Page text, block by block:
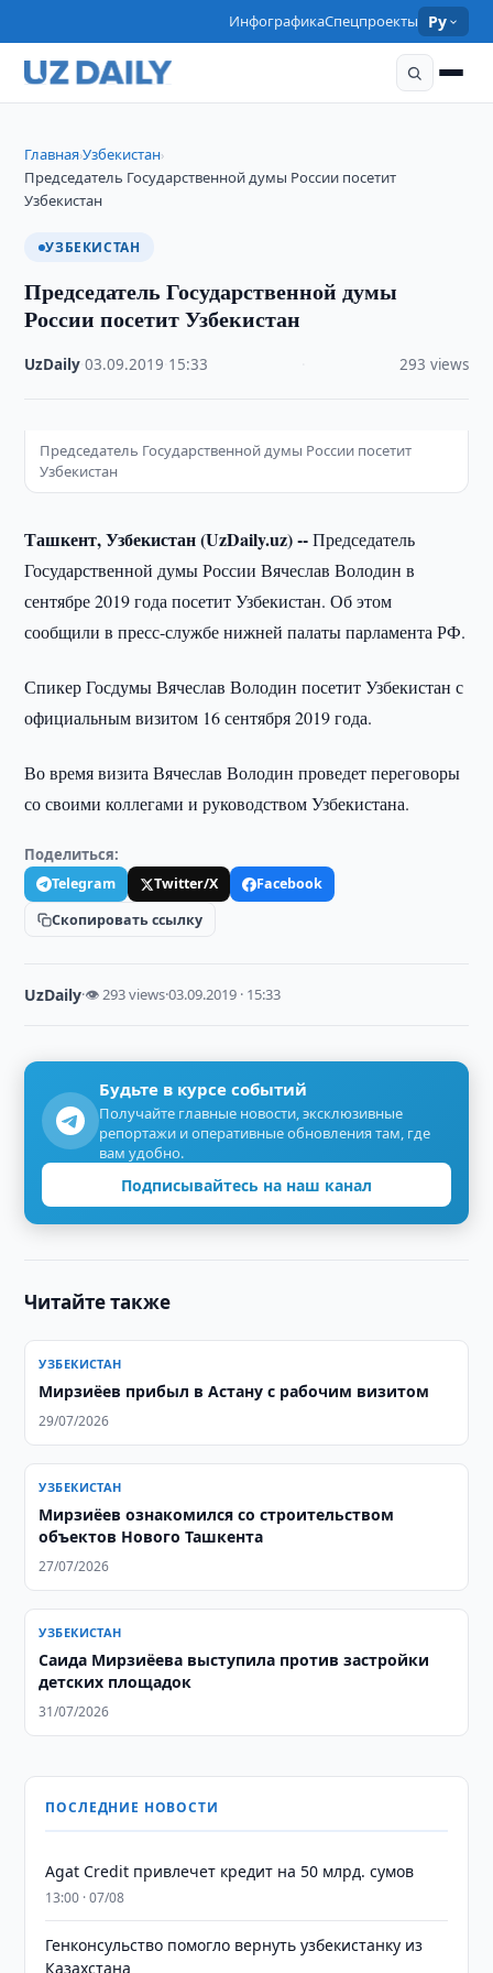
ИнфографикаСпецпроекты Ру
Главная›Узбекистан›
Председатель Государственной думы России посетит
Узбекистан
УЗБЕКИСТАН
Председатель Государственной думы
России посетит Узбекистан
UzDaily ·03.09.2019 15:33 293 views
Председатель Государственной думы России посетит
Узбекистан
Ташкент, Узбекистан (UzDaily.uz) --Председатель
Государственной думы России Вячеслав Володин в
сентябре 2019 года посетит Узбекистан. Об этом
сообщили в пресс-службе нижней палаты парламента РФ.
Спикер Госдумы Вячеслав Володин посетит Узбекистан с
официальным визитом 16 сентября 2019 года.
Во время визита Вячеслав Володин проведет переговоры
со своими коллегами и руководством Узбекистана.
Поделиться:
Telegram Twitter/X
Facebook
Скопировать ссылку
UzDaily·👁 293 views·03.09.2019 · 15:33
Будьте в курсе событий
Получайте главные новости, эксклюзивные
репортажи и оперативные обновления там, где
вам удобно.
Подписывайтесь на наш канал
Читайте также
УЗБЕКИСТАН
Мирзиёев прибыл в Астану с рабочим визитом
29/07/2026
УЗБЕКИСТАН
Мирзиёев ознакомился со строительством
объектов Нового Ташкента
27/07/2026
УЗБЕКИСТАН
Саида Мирзиёева выступила против застройки
детских площадок
31/07/2026
ПОСЛЕДНИЕ НОВОСТИ
Agat Credit привлечет кредит на 50 млрд. сумов
13:00 · 07/08
Генконсульство помогло вернуть узбекистанку из
Казахстана